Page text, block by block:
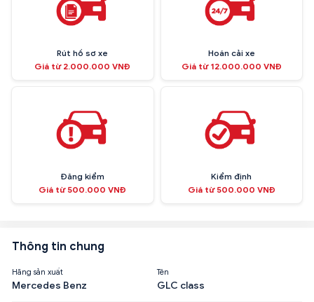
Rút hồ sơ xe
Giá từ 2.000.000 VNĐ
Hoán cải xe
Giá từ 12.000.000 VNĐ
Đăng kiểm
Giá từ 500.000 VNĐ
Kiểm định
Giá từ 500.000 VNĐ
Thông tin chung
Hãng sản xuất
Mercedes Benz
Tên
GLC class